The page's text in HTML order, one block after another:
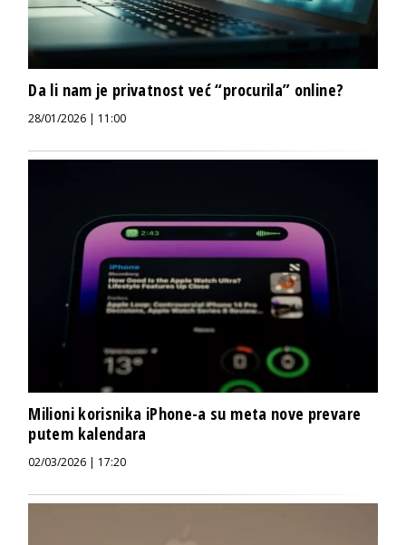
Da li nam je privatnost već “procurila” online?
28/01/2026 | 11:00
Milioni korisnika iPhone-a su meta nove prevare
putem kalendara
02/03/2026 | 17:20